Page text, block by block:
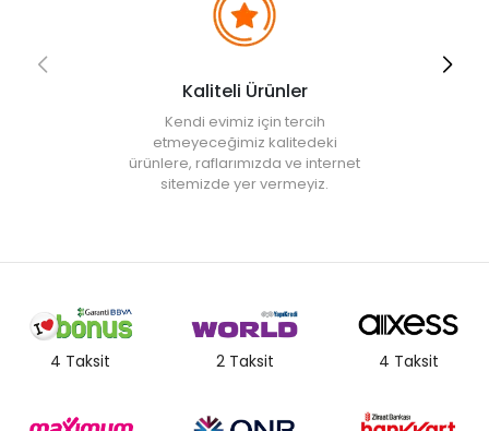
Kaliteli Ürünler
Kendi evimiz için tercih
etmeyeceğimiz kalitedeki
ürünlere, raflarımızda ve internet
sitemizde yer vermeyiz.
4 Taksit 2 Taksit 4 Taksit